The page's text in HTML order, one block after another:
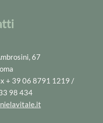
67
+ 39 06 8791 1219 /
98 434